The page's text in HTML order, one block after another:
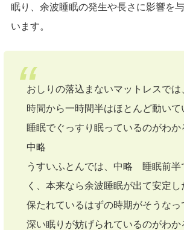
眠り、余波睡眠の発生や長さに影響を
います。
おしりの落込まないマットレスでは
時間から一時間半はほとんど動いて
睡眠でぐっすり眠っているのがわか
中略
うすいふとんでは、中略 睡眠前半
く、本来なら余波睡眠が出て安定
保たれているはずの時期がそうなっ
深い眠りが妨げられているのがわか